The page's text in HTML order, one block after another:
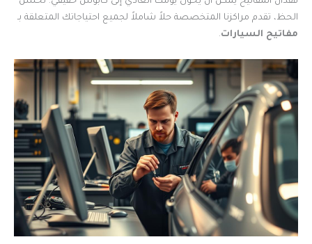
الحظ، تقدم مراكزنا المتخصصة حلاً شاملاً لجميع احتياجاتك المتعلقة بـ
مفاتيح السيارات.